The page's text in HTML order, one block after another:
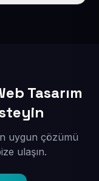
Tasarım
uygun çözümü
ulaşın.